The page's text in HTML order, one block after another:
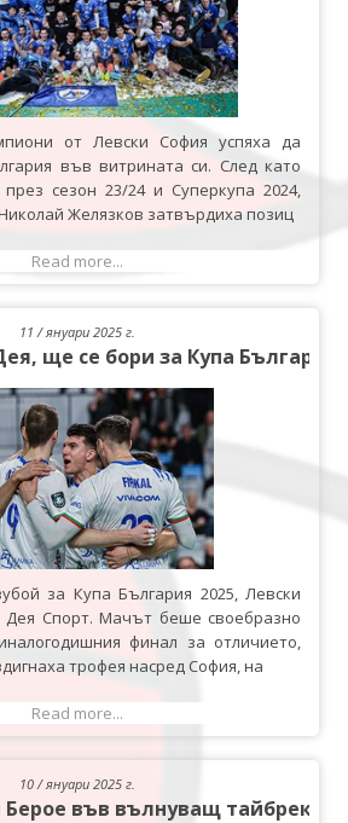
от Левски София успяха да
във витрината си. След като
през сезон 23/24 и Суперкупа 2024,
Желязков затвърдиха позиц
Read more...
11 / януари 2025 г.
ще се бори за Купа България
за Купа България 2025, Левски
Дея Спорт. Мачът беше своебразно
финал за отличието,
трофея насред София, на
Read more...
10 / януари 2025 г.
във вълнуващ тайбрек,